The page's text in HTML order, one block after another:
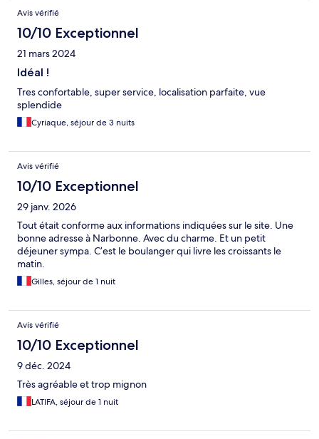
Avis vérifié
10/10 Exceptionnel
21 mars 2024
Idéal !
Tres confortable, super service, localisation parfaite, vue
splendide
Cyriaque, séjour de 3 nuits
Avis vérifié
10/10 Exceptionnel
29 janv. 2026
Tout était conforme aux informations indiquées sur le site. Une
bonne adresse à Narbonne. Avec du charme. Et un petit
déjeuner sympa. C’est le boulanger qui livre les croissants le
matin.
Gilles, séjour de 1 nuit
Avis vérifié
10/10 Exceptionnel
9 déc. 2024
Très agréable et trop mignon
LATIFA, séjour de 1 nuit